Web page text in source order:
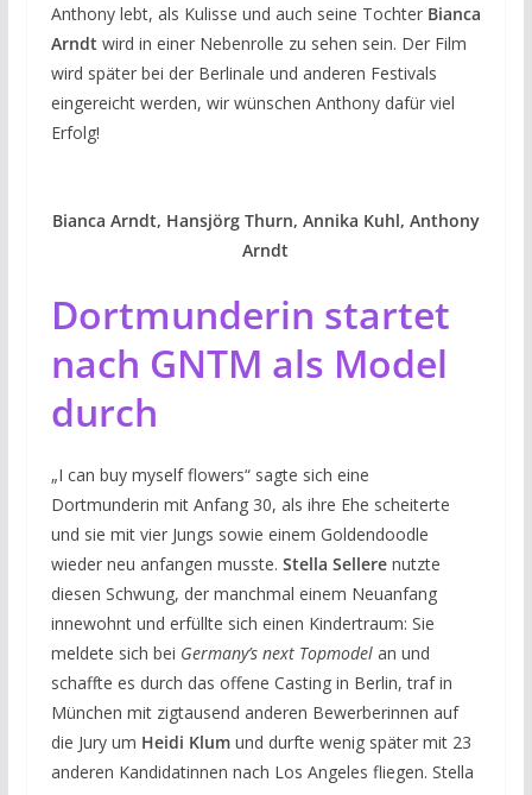
Anthony lebt, als Kulisse und auch seine Tochter Bianca
Arndt wird in einer Nebenrolle zu sehen sein. Der Film
wird später bei der Berlinale und anderen Festivals
eingereicht werden, wir wünschen Anthony dafür viel
Erfolg!
Bianca Arndt, Hansjörg Thurn, Annika Kuhl, Anthony
Arndt
Dortmunderin startet
nach GNTM als Model
durch
„I can buy myself flowers“ sagte sich eine
Dortmunderin mit Anfang 30, als ihre Ehe scheiterte
und sie mit vier Jungs sowie einem Goldendoodle
wieder neu anfangen musste. Stella Sellerenutzte
diesen Schwung, der manchmal einem Neuanfang
innewohnt und erfüllte sich einen Kindertraum: Sie
meldete sich bei Germany’s next Topmodelan und
schaffte es durch das offene Casting in Berlin, traf in
München mit zigtausend anderen Bewerberinnen auf
die Jury um Heidi Klumund durfte wenig später mit 23
anderen Kandidatinnen nach Los Angeles fliegen. Stella